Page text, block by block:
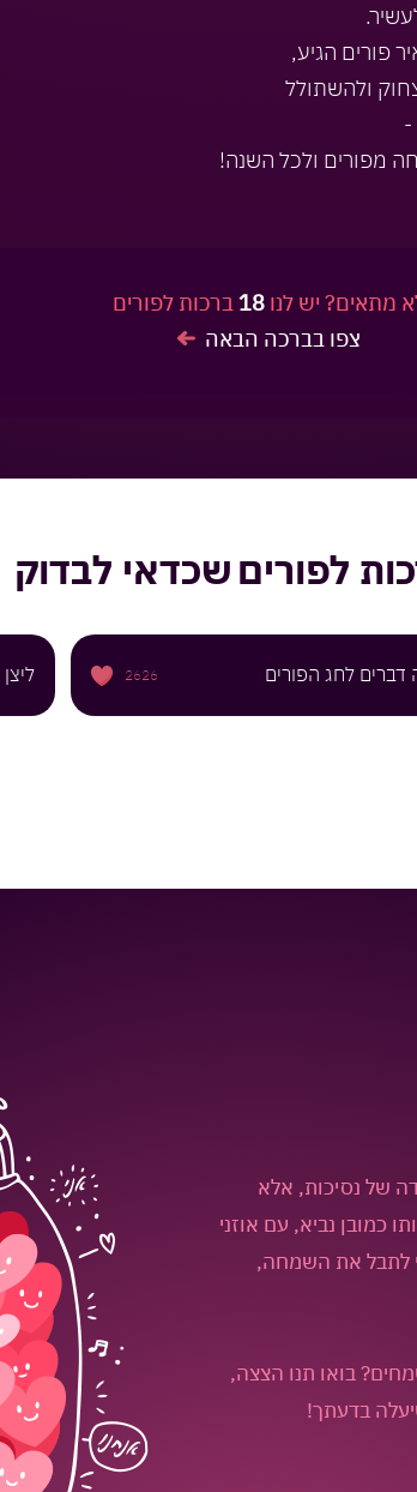
פורים הגיע,
ולהשתולל
-
מפורים ולכל השנה!
מתאים? יש לנו18ברכות לפורים
צפו בברכה הבאה
לפוריםשכדאי לבדוק
דברים לחג הפורים 2626
של נסיכות, אלא
כמובן נביא, עם אוזני
לתבל את השמחה,
בואו תנו הצצה,
בדעתך!